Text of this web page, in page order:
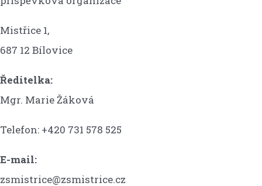
Mistřice 1,
687 12 Bílovice
Ředitelka:
Mgr. Marie Žáková
Telefon: +420 731 578 525
E-mail:
zsmistrice@zsmistrice.cz